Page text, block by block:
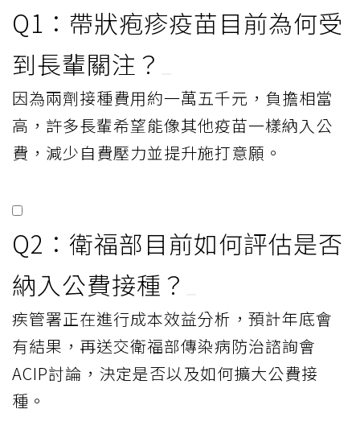
Q1：帶狀疱疹疫苗目前為何受
到長輩關注？
因為兩劑接種費用約一萬五千元，負擔相當
高，許多長輩希望能像其他疫苗一樣納入公
費，減少自費壓力並提升施打意願。
Q2：衛福部目前如何評估是否
納入公費接種？
疾管署正在進行成本效益分析，預計年底會
有結果，再送交衛福部傳染病防治諮詢會
ACIP討論，決定是否以及如何擴大公費接
種。